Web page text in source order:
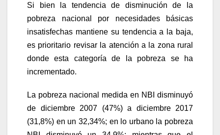
Si bien la tendencia de disminución de la
pobreza nacional por necesidades básicas
insatisfechas mantiene su tendencia a la baja,
es prioritario revisar la atención a la zona rural
donde esta categoría de la pobreza se ha
incrementado.
La pobreza nacional medida en NBI disminuyó
de diciembre 2007 (47%) a diciembre 2017
(31,8%) en un 32,34%; en lo urbano la pobreza